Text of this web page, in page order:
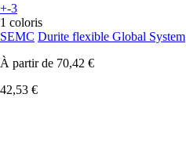
+-3
1 coloris
SEMC Durite flexible Global System
À partir de 70,42 €
42,53 €